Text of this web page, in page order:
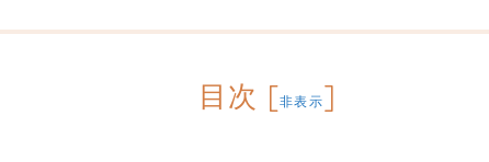
目次 [非表示]